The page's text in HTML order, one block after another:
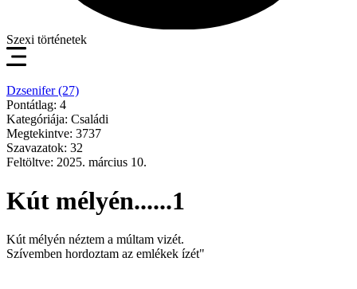
Szexi történetek
Dzsenifer (27)
Pontátlag: 4
Kategóriája: Családi
Megtekintve: 3737
Szavazatok: 32
Feltöltve: 2025. március 10.
Kút mélyén......1
Kút mélyén néztem a múltam vizét.
Szívemben hordoztam az emlékek ízét"